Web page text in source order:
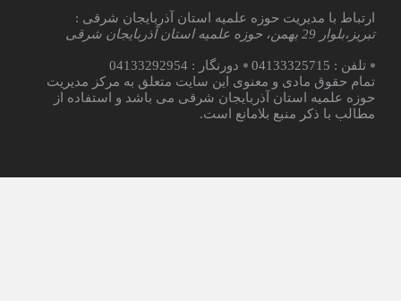
ارتباط با مدیریت حوزه علمیه استان آذربایجان شرقی :
تبریز،بلوار 29 بهمن، حوزه علمیه استان آذربایجان شرقی
تلفن : 04133325715
دورنگار : 04133292954
تمام حقوق مادی و معنوی این سایت متعلق به مرکز مدیریت
حوزه علمیه استان آذربایجان شرقی می باشد و استفاده از
مطالب با ذکر منبع بلامانع است.